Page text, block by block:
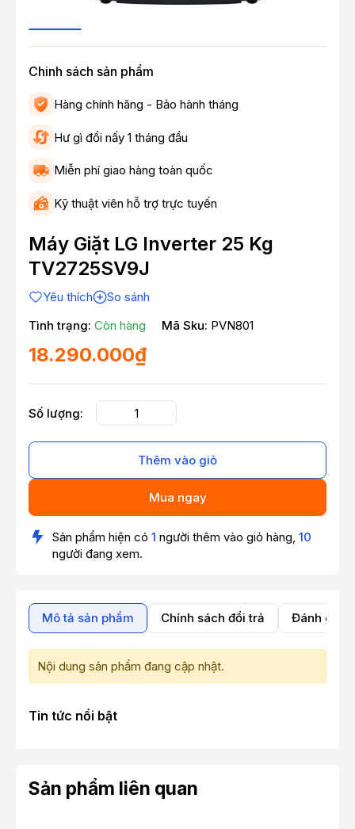
Chinh sách sản phẩm
Hàng chính hãng - Bảo hành tháng
Hư gì đổi nấy 1 tháng đầu
Miễn phí giao hàng toàn quốc
Kỹ thuật viên hỗ trợ trực tuyến
Máy Giặt LG Inverter 25 Kg
TV2725SV9J
Yêu thích
So sánh
Tình trạng: Còn hàng Mã Sku: PVN801
18.290.000₫
Số lượng:
Thêm vào giỏ
Mua ngay
Sản phẩm hiện có 1 người thêm vào giỏ hàng, 10
người đang xem.
Mô tả sản phẩm Chính sách đổi trả Đánh giá
Nội dung sản phẩm đang cập nhật.
Tin tức nổi bật
Sản phẩm liên quan